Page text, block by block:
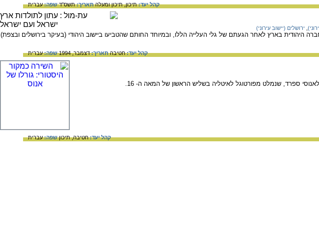
קהל יעד:תיכון,תיכון ומעלהתאריך:תשס"דשפה:עברית
ירושלים (יישוב עירוני)
16. תאור הרכבה ואופיה של החברה היהודית בארץ לאחר הגעתם של גלי העלייה הללו, ובמיוחד החותם שהטביעו ביישוב היהודי (בעיקר בירושלים ובצפת)
קהל יעד:חטיבהתאריך:דצמבר, 1994 שפה:עברית
ספרד, שנמלט מפורטוגל לאיטליה בשליש הראשון של המאה ה- 16.
קהל יעד:חטיבה,תיכוןשפה:עברית